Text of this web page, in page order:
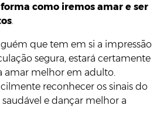
como iremos amar e ser
que tem em si a impressão
segura, estará certamente
amar melhor em adulto.
reconhecer os sinais do
e dançar melhor a